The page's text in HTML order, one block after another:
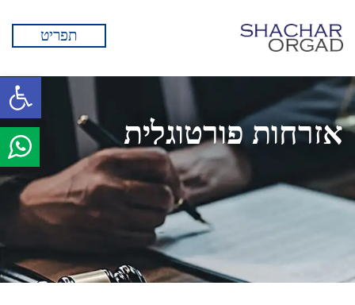
תפריט
אזרחות פורטוגלית
פתח